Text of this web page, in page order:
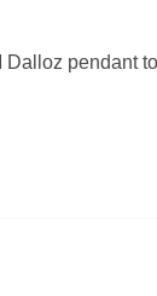
pendant